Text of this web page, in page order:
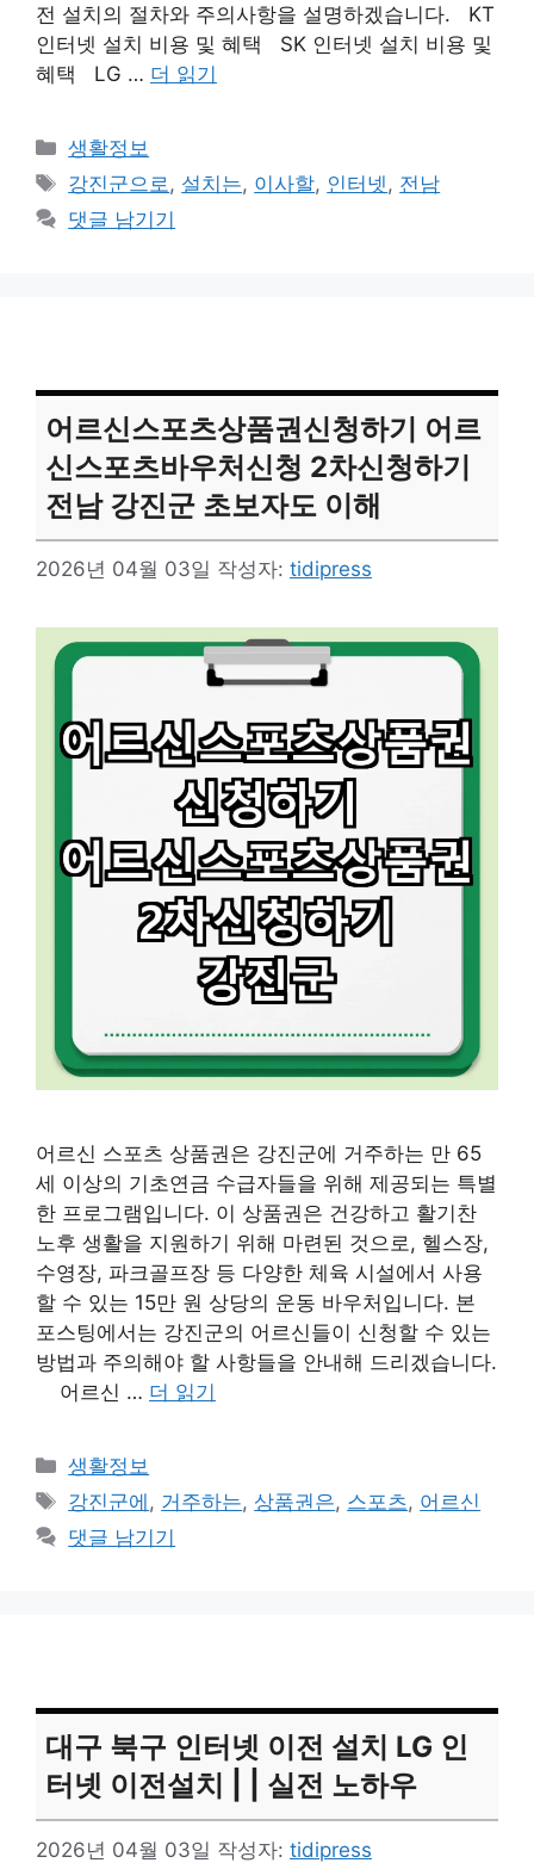
전 설치의 절차와 주의사항을 설명하겠습니다. KT
인터넷 설치 비용 및 혜택 SK 인터넷 설치 비용 및
혜택 LG … 더 읽기
카
테
고
리
생활정보
태
그
강진군으로 , 설치는, 이사할, 인터넷 , 전남
댓글 남기기
어르신스포츠상품권신청하기 어르
신스포츠바우처신청 2차신청하기
전남 강진군 초보자도 이해
2026년 04월 03일 작성자: tidipress
어르신 스포츠 상품권은 강진군에 거주하는 만 65
세 이상의 기초연금 수급자들을 위해 제공되는 특별
한 프로그램입니다. 이 상품권은 건강하고 활기찬
노후 생활을 지원하기 위해 마련된 것으로, 헬스장,
수영장, 파크골프장 등 다양한 체육 시설에서 사용
할 수 있는 15만 원 상당의 운동 바우처입니다. 본
포스팅에서는 강진군의 어르신들이 신청할 수 있는
방법과 주의해야 할 사항들을 안내해 드리겠습니다.
어르신 … 더 읽기
카
테
리
생활정보
태
그
강진군에 , 거주하는, 상품권은, 스포츠, 어르신
댓글 남기기
대구 북구 인터넷 이전 설치 LG 인
터넷 이전설치 | | 실전 노하우
2026년 04월 03일 작성자: tidipress